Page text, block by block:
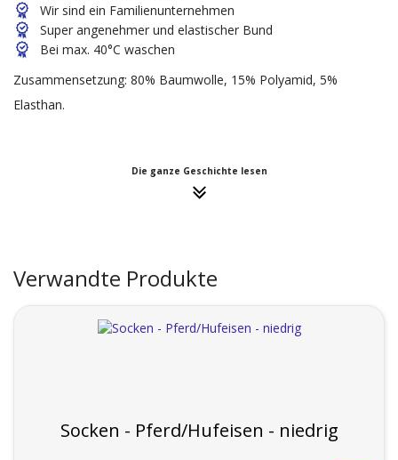
Wir sind ein Familienunternehmen
Super angenehmer und elastischer Bund
Bei max. 40°C waschen
Zusammensetzung: 80% Baumwolle, 15% Polyamid, 5%
Elasthan.
Die ganze Geschichte lesen
Verwandte Produkte
Socken - Pferd/Hufeisen - niedrig